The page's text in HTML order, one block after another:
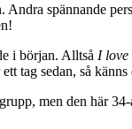
spännande
i början. Alltså I love
tag sedan, så
men den här